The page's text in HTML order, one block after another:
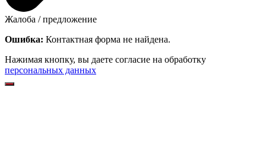
Жалоба / предложение
Ошибка: Контактная форма не найдена.
Нажимая кнопку, вы даете согласие на обработку
персональных данных